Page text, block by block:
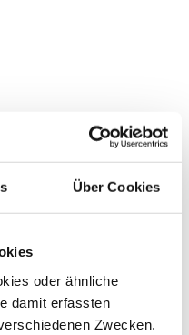
Über Cookies
oder ähnliche
damit erfassten
Zwecken.
mit über 1.200
öffentlichen Hand ebenso wie